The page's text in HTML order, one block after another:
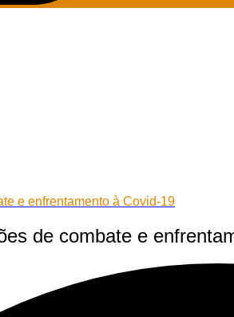
e enfrentamento à Covid-19
de combate e